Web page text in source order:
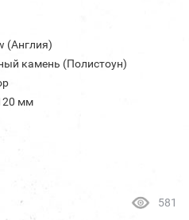
(Англия)
камень (Полистоун)
мм
581